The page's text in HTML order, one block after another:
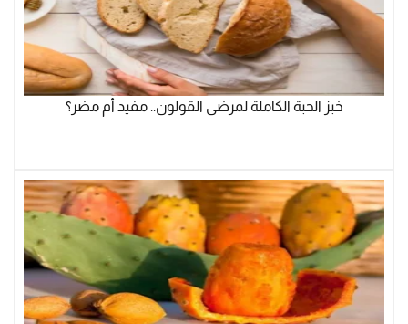
خبز الحبة الكاملة لمرضى القولون.. مفيد أم مضر؟